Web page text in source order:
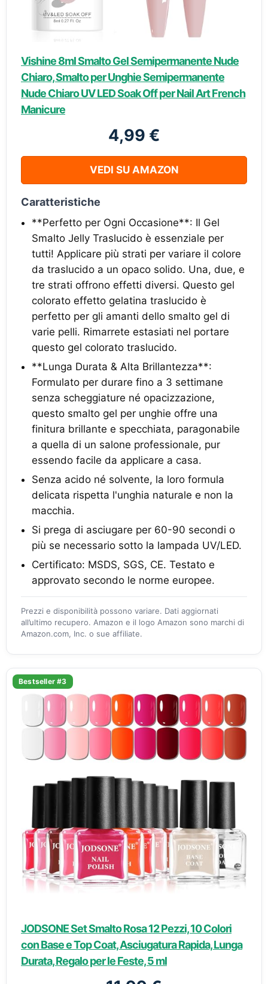
Vishine 8ml Smalto Gel Semipermanente Nude
Chiaro, Smalto per Unghie Semipermanente
Nude Chiaro UV LED Soak Off per Nail Art French
Manicure
4,99 €
VEDI SU AMAZON
Caratteristiche
**Perfetto per Ogni Occasione**: Il Gel
Smalto Jelly Traslucido è essenziale per
tutti! Applicare più strati per variare il colore
da traslucido a un opaco solido. Una, due, e
tre strati offrono effetti diversi. Questo gel
colorato effetto gelatina traslucido è
perfetto per gli amanti dello smalto gel di
varie pelli. Rimarrete estasiati nel portare
questo gel colorato traslucido.
**Lunga Durata & Alta Brillantezza**:
Formulato per durare fino a 3 settimane
senza scheggiature né opacizzazione,
questo smalto gel per unghie offre una
finitura brillante e specchiata, paragonabile
a quella di un salone professionale, pur
essendo facile da applicare a casa.
Senza acido né solvente, la loro formula
delicata rispetta l'unghia naturale e non la
macchia.
Si prega di asciugare per 60-90 secondi o
più se necessario sotto la lampada UV/LED.
Certificato: MSDS, SGS, CE. Testato e
approvato secondo le norme europee.
Prezzi e disponibilità possono variare. Dati aggiornati
all’ultimo recupero. Amazon e il logo Amazon sono marchi di
Amazon.com, Inc. o sue affiliate.
Bestseller #3
JODSONE Set Smalto Rosa 12 Pezzi, 10 Colori
con Base e Top Coat, Asciugatura Rapida, Lunga
Durata, Regalo per le Feste, 5 ml